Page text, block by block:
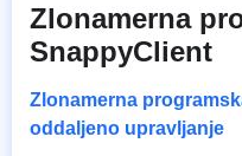
Zlonamerna
SnappyClient
Zlonamerna
oddaljeno upravljanje